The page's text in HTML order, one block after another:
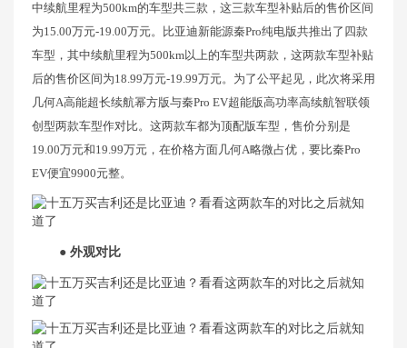
中续航里程为500km的车型共三款，这三款车型补贴后的售价区间
为15.00万元-19.00万元。比亚迪新能源秦Pro纯电版共推出了四款
车型，其中续航里程为500km以上的车型共两款，这两款车型补贴
后的售价区间为18.99万元-19.99万元。为了公平起见，此次将采用
几何A高能超长续航幂方版与秦Pro EV超能版高功率高续航智联领
创型两款车型作对比。这两款车都为顶配版车型，售价分别是
19.00万元和19.99万元，在价格方面几何A略微占优，要比秦Pro
EV便宜9900元整。
● 外观对比